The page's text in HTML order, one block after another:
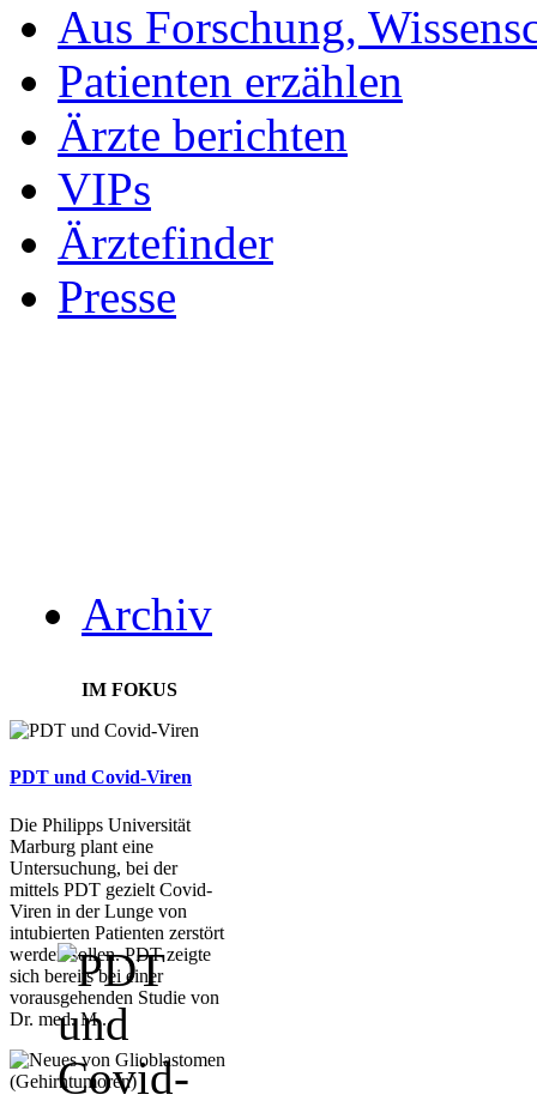
Aus Forschung,
Patienten erzählen
Ärzte berichten
VIPs
Ärztefinder
Presse
Archiv
IM FOKUS
PDT und Covid-Viren
Die Philipps Universität
Marburg plant eine
Untersuchung, bei der
mittels PDT gezielt Covid-
Viren in der Lunge von
intubierten Patienten zerstört
werden sollen. PDT zeigte
sich bereits bei einer
vorausgehenden Studie von
Dr. med. M...